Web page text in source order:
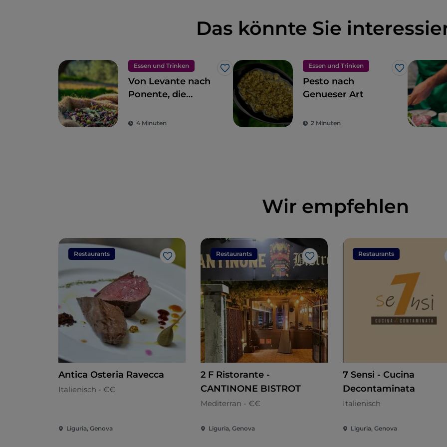
Das könnte Sie
Essen und Trinken
Like
Von Levante nach
Ponente, die
11 Etappen
4 Minuten
Essen und Trinken
Like
Pesto nach
Genueser Art
2 Minuten
Wir empfehlen
Restaurants
Like
Antica Osteria Ravecca
Italienisch - €€
Liguria, Genova
Restaurants
Like
2 F Ristorante -
CANTINONE BISTROT
Mediterran - €€
Liguria, Genova
Restaurants
7 Sensi - Cucina
Decontaminata
Italienisch
Liguria, Genova